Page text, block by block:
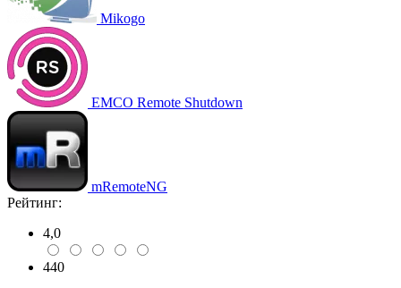
Mikogo
EMCO Remote Shutdown
mRemoteNG
Рейтинг:
4,0
440